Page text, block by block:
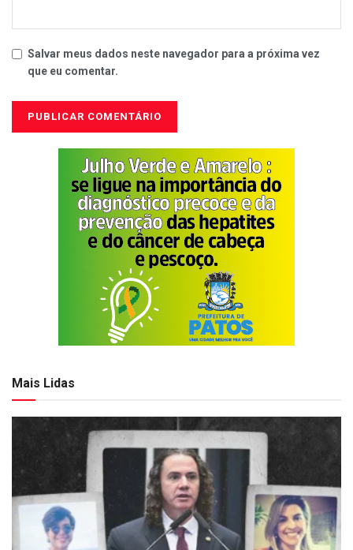
Salvar meus dados neste navegador para a próxima vez
que eu comentar.
Mais Lidas